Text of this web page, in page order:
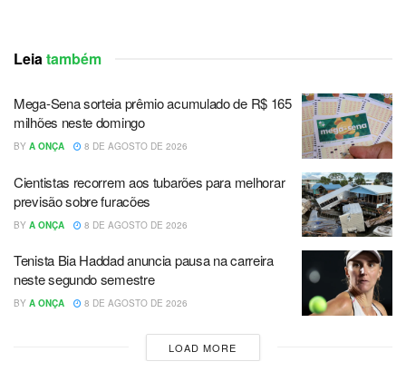
Leiatambém
Mega-Sena sorteia prêmio acumulado de R$ 165
milhões neste domingo
BY A ONÇA 8 DE AGOSTO DE 2026
Cientistas recorrem aos tubarões para melhorar
previsão sobre furacões
BY A ONÇA 8 DE AGOSTO DE 2026
Tenista Bia Haddad anuncia pausa na carreira
neste segundo semestre
BY A ONÇA 8 DE AGOSTO DE 2026
LOAD MORE